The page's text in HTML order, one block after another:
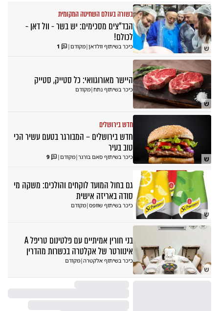
ש
בשורה בעולם השחיטה המקומית
הבד"צים מסכימים: יש בשר - וול דאן -
לכולם!
כיכר בשיתוף וולדאן|מקודם|
1
ש
היישר מאורוגוואי: כל סטייק, סטייק
כיכר בשיתוף נתח|מקודם
ש
חדש בירושלים
חדש בירושלים – המבורגר בטעם עשיר הכי
טוב בעיר
כיכר בשיתוף סאם בורגר|מקודם|
9
ש
גם בחול המועד לוקחים והולכים: משקה מי
סודה באריזה אישית
כיכר בשיתוף שוופס|מקודם
ש
בני חורין אמיתיים עם פלטינום טריפל A
אינוורטר של אקלטרה בכשרות מהדרין
כיכר בשיתוף אלקטרה|מקודם